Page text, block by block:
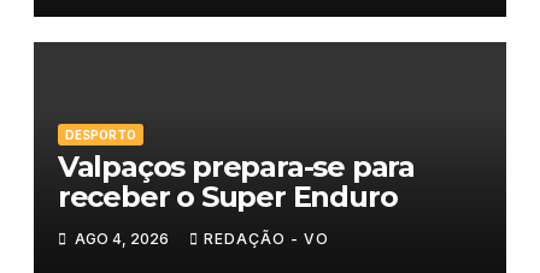
DESPORTO
Valpaços prepara-se para
receber o Super Enduro
AGO 4, 2026 REDAÇÃO - VO